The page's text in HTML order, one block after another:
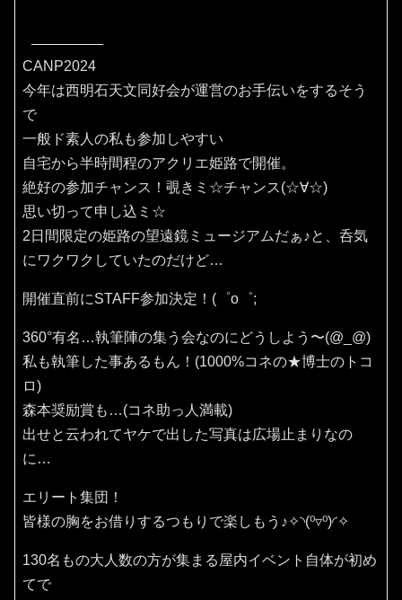
CANP2024
今年は西明石天文同好会が運営のお手伝いをするそう
で
一般ド素人の私も参加しやすい
自宅から半時間程のアクリエ姫路で開催。
絶好の参加チャンス！覗きミ☆チャンス(⁠☆⁠∀☆⁠)
思い切って申し込ミ☆
2日間限定の姫路の望遠鏡ミュージアムだぁ♪と、呑気
にワクワクしていたのだけど…
開催直前にSTAFF参加決定！(⁠゜⁠o⁠゜⁠;
360°有名…執筆陣の集う会なのにどうしよう〜(⁠@⁠_⁠@⁠)
私も執筆した事あるもん！(1000%コネの★博士のトコ
ロ)
森本奨励賞も…(コネ助っ人満載)
出せと云われてヤケで出した写真は広場止まりなの
に…
エリート集団！
皆様の胸をお借りするつもりで楽しもう♪✧⁠◝⁠(⁠⁰⁠▿⁠⁰⁠)⁠◜⁠✧
130名もの大人数の方が集まる屋内イベント自体が初め
てで